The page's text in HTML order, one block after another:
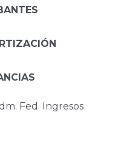
Fed. Ingresos